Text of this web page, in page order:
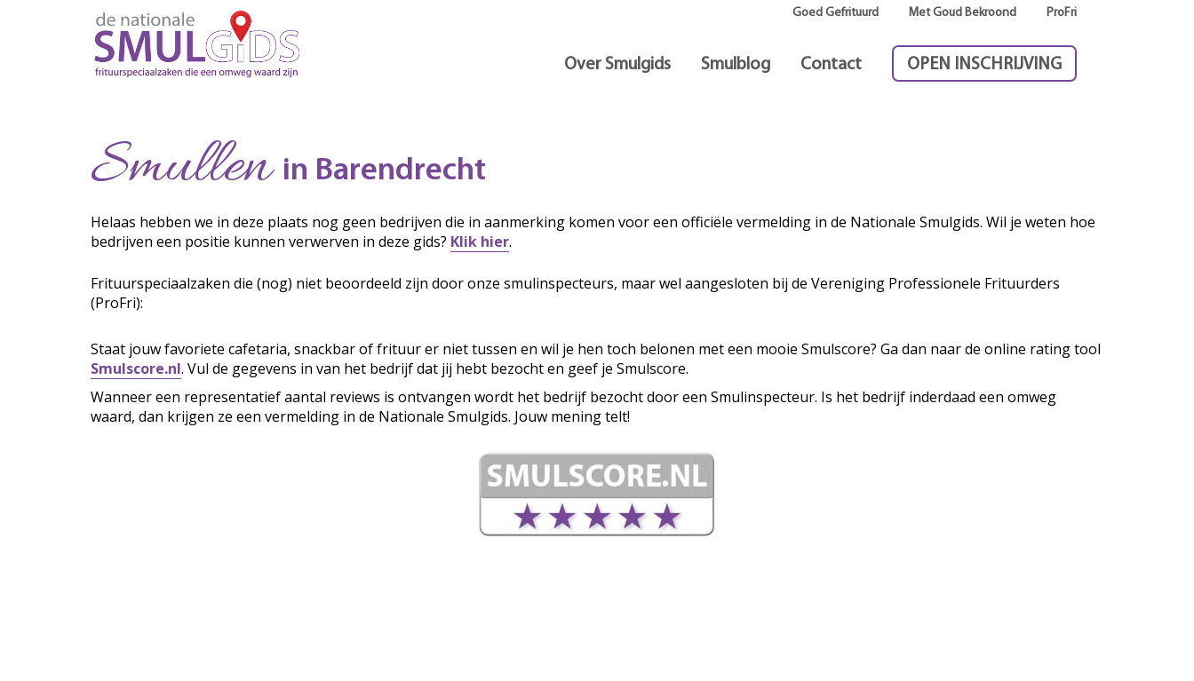
Goed Gefrituurd Met Goud Bekroond ProFri
Over Smulgids Smulblog Contact OPEN INSCHRIJVING
Smullenin Barendrecht
Helaas hebben we in deze plaats nog geen bedrijven die in aanmerking komen voor een officiële vermelding in de Nationale Smulgids. Wil je weten hoe
bedrijven een positie kunnen verwerven in deze gids? Klik hier.
Frituurspeciaalzaken die (nog) niet beoordeeld zijn door onze smulinspecteurs, maar wel aangesloten bij de Vereniging Professionele Frituurders
(ProFri):
Staat jouw favoriete cafetaria, snackbar of frituur er niet tussen en wil je hen toch belonen met een mooie Smulscore? Ga dan naar de online rating tool
Smulscore.nl. Vul de gegevens in van het bedrijf dat jij hebt bezocht en geef je Smulscore.
Wanneer een representatief aantal reviews is ontvangen wordt het bedrijf bezocht door een Smulinspecteur. Is het bedrijf inderdaad een omweg
waard, dan krijgen ze een vermelding in de Nationale Smulgids. Jouw mening telt!